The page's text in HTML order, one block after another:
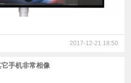
2017-12-21 18:50
手机非常相像